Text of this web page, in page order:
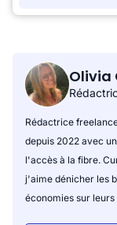
Olivia
Rédactrice
depuis 2022 avec
l'accès à la fibre.
j'aime dénicher les
économies sur